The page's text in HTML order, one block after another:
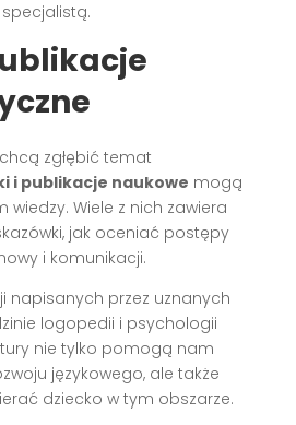
zgłębić temat
i publikacje naukowe mogą
wiedzy. Wiele z nich zawiera
jak oceniać postępy
i komunikacji.
napisanych przez uznanych
logopedii i psychologii
nie tylko pomogą nam
językowego, ale także
dziecko w tym obszarze.